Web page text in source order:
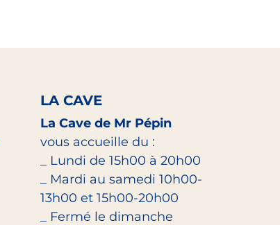
LA CAVE
La Cave de Mr Pépin
vous accueille du :
_ Lundi de 15h00 à 20h00
_ Mardi au samedi 10h00-
13h00 et 15h00-20h00
_ Fermé le dimanche